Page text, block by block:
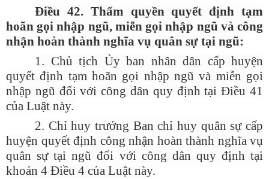
Điều 42. Thẩm quyền quyết định tạm
hoãn gọi nhập ngũ, miễn gọi nhập ngũ và công
nhận hoàn thành nghĩa vụ quân sự tại ngũ:
1. Chủ tịch Ủy ban nhân dân cấp huyện
quyết định tạm hoãn gọi nhập ngũ và miễn gọi
nhập ngũ đối với công dân quy định tại Điều 41
của Luật này.
2. Chỉ huy trưởng Ban chỉ huy quân sự cấp
huyện quyết định công nhận hoàn thành nghĩa vụ
quân sự tại ngũ đối với công dân quy định tại
khoản 4 Điều 4 của Luật này.